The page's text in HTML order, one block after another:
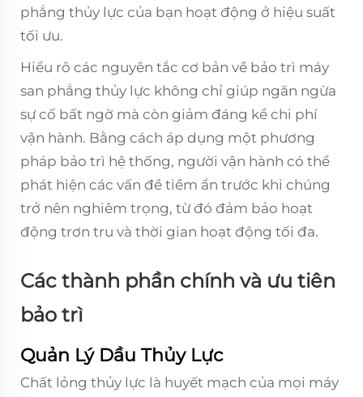
phẳng thủy lực của bạn hoạt động ở hiệu suất
tối ưu.
Hiểu rõ các nguyên tắc cơ bản về bảo trì máy
san phẳng thủy lực không chỉ giúp ngăn ngừa
sự cố bất ngờ mà còn giảm đáng kể chi phí
vận hành. Bằng cách áp dụng một phương
pháp bảo trì hệ thống, người vận hành có thể
phát hiện các vấn đề tiềm ẩn trước khi chúng
trở nên nghiêm trọng, từ đó đảm bảo hoạt
động trơn tru và thời gian hoạt động tối đa.
Các thành phần chính và ưu tiên
bảo trì
Quản Lý Dầu Thủy Lực
Chất lỏng thủy lực là huyết mạch của mọi máy